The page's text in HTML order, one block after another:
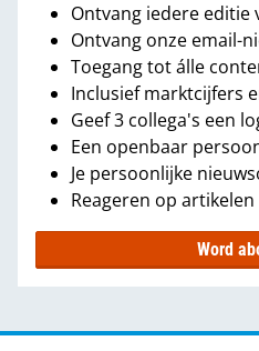
Ontvang iedere editie
Ontvang onze email-
Toegang tot álle
Inclusief marktcijfers
Geef 3 collega's een
Een openbaar
Je persoonlijke
Reageren op artikelen
Word